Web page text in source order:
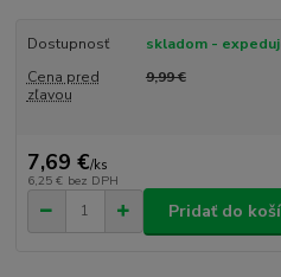
Dostupnosť
skladom -
Cena pred
zľavou
9,99 €
7,69 €/ks
6,25 € bez DPH
Pridať do